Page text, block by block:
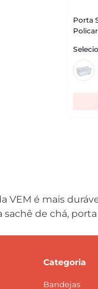
Porta
VEM é mais
sachê de chá,
Categoria
Bandejas